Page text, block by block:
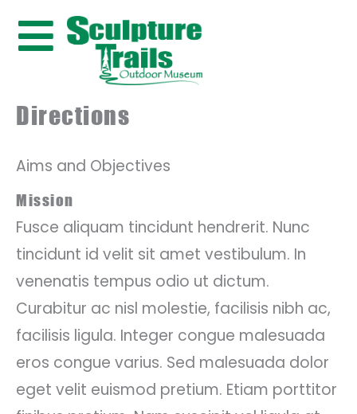
Directions
Aims and Objectives
Mission
Fusce aliquam tincidunt hendrerit. Nunc
tincidunt id velit sit amet vestibulum. In
venenatis tempus odio ut dictum.
Curabitur ac nisl molestie, facilisis nibh ac,
facilisis ligula. Integer congue malesuada
eros congue varius. Sed malesuada dolor
eget velit euismod pretium. Etiam porttitor